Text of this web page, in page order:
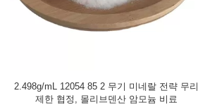
99.5% 7631-95-0 정밀 화학 물질과 비료 잉크
를 위한 용매 몰리브덴산 나트륨